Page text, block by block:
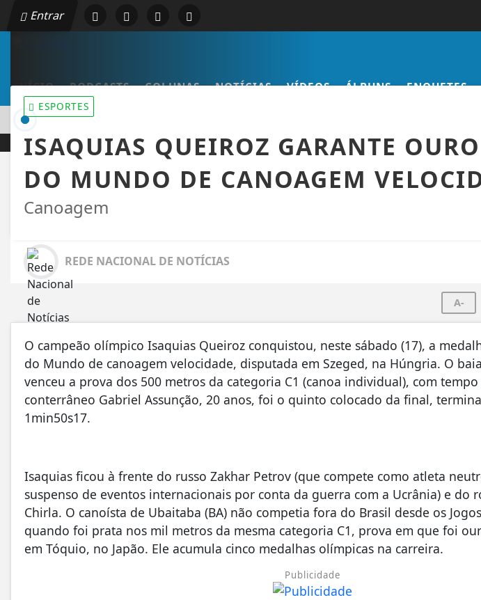
Entrar
INÍCIO PODCASTS COLUNAS NOTÍCIAS VÍDEOS ÁLBUNS ENQUETES
SIDNY LOPES CABRAL DE CABO VERDE VENCE ELEIÇÃO DO GOL MAIS BONITO DA COPA DO
EM ALTA
ESPORTES
ISAQUIAS QUEIROZ GARANTE
DO MUNDO DE CANOAGEM
Canoagem
REDE NACIONAL DE NOTÍCIAS
A-
O campeão olímpico Isaquias Queiroz conquistou, neste sábado (17), a
do Mundo de canoagem velocidade, disputada em Szeged, na Húngria. O
venceu a prova dos 500 metros da categoria C1 (canoa individual), com
conterrâneo Gabriel Assunção, 20 anos, foi o quinto colocado da final,
1min50s17.
Isaquias ficou à frente do russo Zakhar Petrov (que compete como atleta
suspenso de eventos internacionais por conta da guerra com a Ucrânia) e do
Chirla. O canoísta de Ubaitaba (BA) não competia fora do Brasil desde os
quando foi prata nos mil metros da mesma categoria C1, prova em que foi
em Tóquio, no Japão. Ele acumula cinco medalhas olímpicas na carreira.
Publicidade